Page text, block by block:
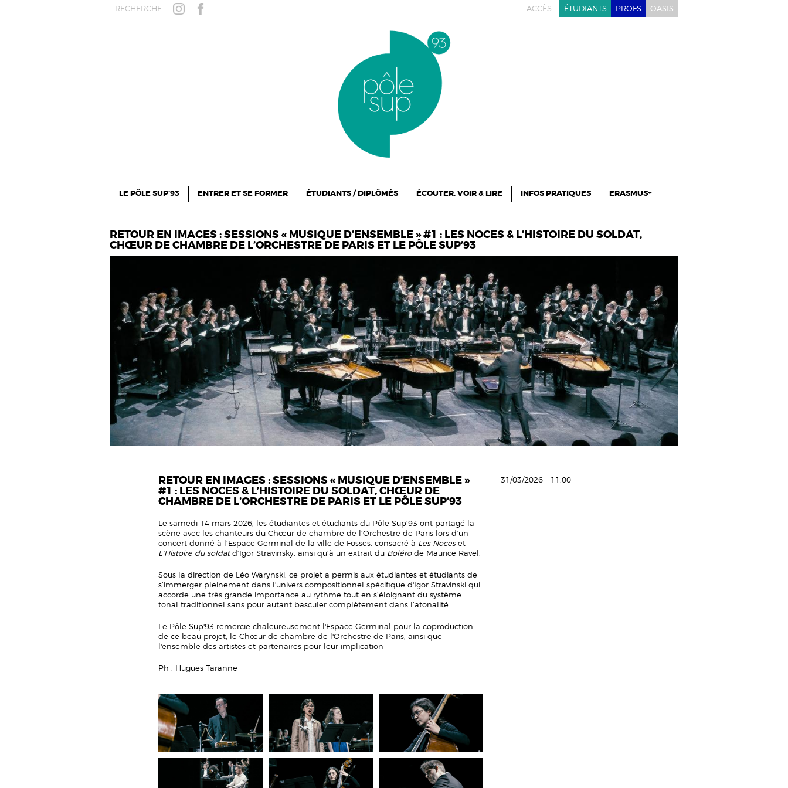
Aller au contenu principal ACCÈS ÉTUDIANTS PROFS OASIS
RECHERCHE INSTAGRAMFACEBOOK
LE PÔLE SUP’93 ENTRER ET SE FORMER ÉTUDIANTS / DIPLÔMÉS ÉCOUTER, VOIR & LIRE INFOS PRATIQUES ERASMUS+
RETOUR EN IMAGES : SESSIONS « MUSIQUE D’ENSEMBLE » #1 : LES NOCES & L’HISTOIRE DU SOLDAT,
CHŒUR DE CHAMBRE DE L’ORCHESTRE DE PARIS ET LE PÔLE SUP’93
RETOUR EN IMAGES : SESSIONS « MUSIQUE D’ENSEMBLE »
#1 : LES NOCES & L’HISTOIRE DU SOLDAT, CHŒUR DE
CHAMBRE DE L’ORCHESTRE DE PARIS ET LE PÔLE SUP’93
Le samedi 14 mars 2026, les étudiantes et étudiants du Pôle Sup’93 ont partagé la
scène avec les chanteurs du Chœur de chambre de l’Orchestre de Paris lors d’un
concert donné à l’Espace Germinal de la ville de Fosses, consacré à Les Noceset
L’Histoire du soldatd’Igor Stravinsky, ainsi qu’à un extrait du Bolérode Maurice Ravel.
Sous la direction de Léo Warynski, ce projet a permis aux étudiantes et étudiants de
s’immerger pleinement dans l'univers compositionnel spécifique d'Igor Stravinski qui
accorde une très grande importance au rythme tout en s’éloignant du système
tonal traditionnel sans pour autant basculer complètement dans l’atonalité.
Le Pôle Sup'93 remercie chaleureusement l'Espace Germinal pour la coproduction
de ce beau projet, le Chœur de chambre de l'Orchestre de Paris, ainsi que
l'ensemble des artistes et partenaires pour leur implication
Ph : Hugues Taranne
31/03/2026 - 11:00